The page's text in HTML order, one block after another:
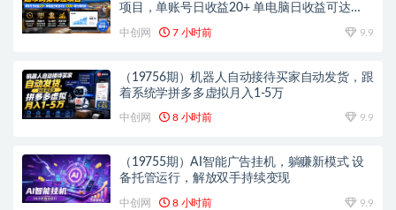
项目，单账号日收益20+ 单电脑日收益可达
中创网 7 小时前 9.9
（19756期）机器人自动接待买家自动发货，跟
着系统学拼多多虚拟月入1-5万
中创网 8 小时前 9.9
（19755期）AI智能广告挂机，躺赚新模式 设
备托管运行，解放双手持续变现
中创网 8 小时前 9.9